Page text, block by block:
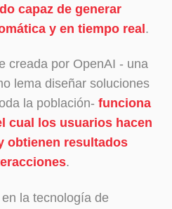
capaz de generar
y en tiempo real.
creada por OpenAI - una
lema diseñar soluciones
la población- funciona
cual los usuarios hacen
obtienen resultados
.
la tecnología de